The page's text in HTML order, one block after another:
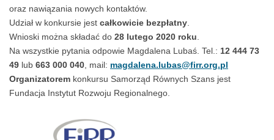
oraz nawiązania nowych kontaktów.
Udział w konkursie jest całkowicie bezpłatny.
Wnioski można składać do 28 lutego 2020 roku.
Na wszystkie pytania odpowie Magdalena Lubaś. Tel.: 12 444 73
49 lub 663 000 040, mail: magdalena.lubas@firr.org.pl
Organizatorem konkursu Samorząd Równych Szans jest
Fundacja Instytut Rozwoju Regionalnego.